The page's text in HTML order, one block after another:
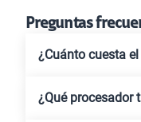
Preguntas
¿Cuánto cuesta
¿Qué procesador